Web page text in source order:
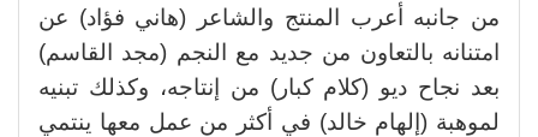
من جانبه أعرب المنتج والشاعر (هاني فؤاد) عن
امتنانه بالتعاون من جديد مع النجم (مجد القاسم)
بعد نجاح ديو (كلام كبار) من إنتاجه، وكذلك تبنيه
لموهبة (إلهام خالد) في أكثر من عمل معها ينتمي